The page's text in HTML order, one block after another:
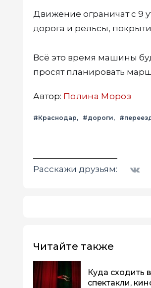
Движение ограничат с 9
дорога и рельсы,
Всё это время машины
просят планировать
Автор: Полина Мороз
#Краснодар #дороги
Расскажи друзьям:
Читайте также
Куда сходить
спектакли,